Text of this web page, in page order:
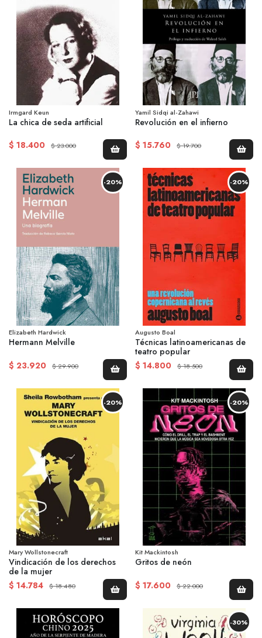
Irmgard Keun
La chica de seda artificial
$ 18.400
$ 23.000
Yamil Sidqi al-Zahawi
Revolución en el infierno
$ 15.760
$ 19.700
-20%
Elizabeth Hardwick
Hermann Melville
$ 23.920
$ 29.900
-20%
Augusto Boal
Técnicas latinoamericanas de
teatro popular
$ 14.800
$ 18.500
-20%
Mary Wollstonecraft
Vindicación de los derechos
de la mujer
$ 14.784
$ 18.480
-20%
Kit Mackintosh
Gritos de neón
$ 17.600
$ 22.000
-30%